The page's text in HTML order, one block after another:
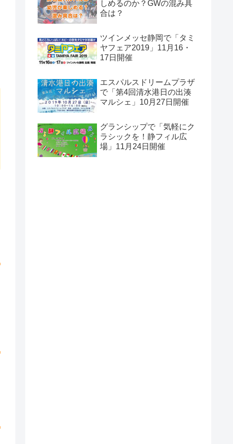
しめるのか？GWの混み具
合は？
ツインメッセ静岡で「タミ
ヤフェア2019」11月16・
17日開催
エスパルスドリームプラザ
で「第4回清水港日の出湊
マルシェ」10月27日開催
グランシップで「気軽にク
ラシックを！静フィル広
場」11月24日開催